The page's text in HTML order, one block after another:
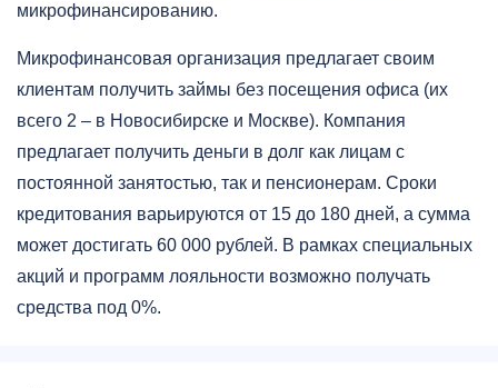
микрофинансированию.
Микрофинансовая организация предлагает своим
клиентам получить займы без посещения офиса (их
всего 2 – в Новосибирске и Москве). Компания
предлагает получить деньги в долг как лицам с
постоянной занятостью, так и пенсионерам. Сроки
кредитования варьируются от 15 до 180 дней, а сумма
может достигать 60 000 рублей. В рамках специальных
акций и программ лояльности возможно получать
средства под 0%.